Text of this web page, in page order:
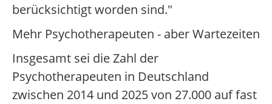
berücksichtigt worden sind."
Mehr Psychotherapeuten - aber Wartezeiten
Insgesamt sei die Zahl der
Psychotherapeuten in Deutschland
zwischen 2014 und 2025 von 27.000 auf fast